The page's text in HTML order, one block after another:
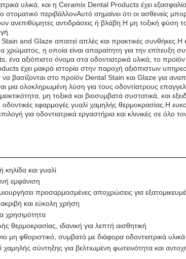
υλικά, και η Ceramix Dental Products έχει
περιβάλλονΑυτό σημαίνει ότι οι ασθενείς
αντιδράσεις ή βλάβη.Η μη τοξική φύση
and Glaze απαιτεί απλές και πρακτικές συνθήκες.Η
χρώματος, η οποία είναι απαραίτητη για την
αξιόπιστο όνομα στα οδοντιατρικά υλικά, το προϊόν
έχει μακρά ιστορία στην παροχή αξιόπιστων
να βασίζονται στο προϊόν Dental Stain και Glaze για
μια ολοκληρωμένη λύση για τους οδοντίατρους
μη τοξικά και βιοσυμβατά συστατικά, και
οδοντικές εφαρμογές γυαλί χαμηλής θερμοκρασίας.Η
για οδοντιατρικά εργαστήρια και κλινικές σε όλο
και γυαλί
εμφάνιση
προσαρμοσμένες αποχρώσεις για
και εύκολη χρήση
χρησιμότητα
θερμοκρασίας, ιδανική για λεπτή αισθητική
μη φθοριστικό, συμβατό με διάφορα οδοντιατρικά υλικά
χαμηλής σύντηξης για βελτιωμένη φωτεινότητα και